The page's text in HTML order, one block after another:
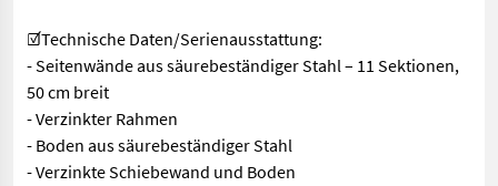
☑️Technische Daten/Serienausstattung:
- Seitenwände aus säurebeständiger Stahl – 11 Sektionen,
50 cm breit
- Verzinkter Rahmen
- Boden aus säurebeständiger Stahl
- Verzinkte Schiebewand und Boden